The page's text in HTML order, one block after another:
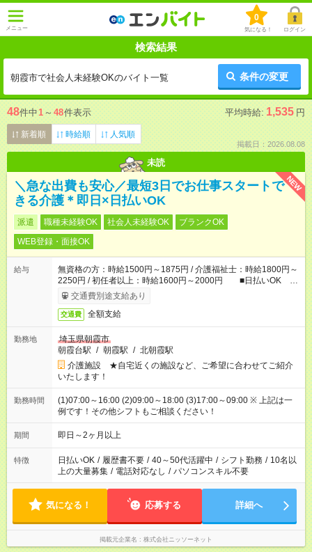
メニュー
0
気になる！ ログイン
検索結果
朝霞市で社会人未経験OKのバイト一覧 条件の変更
48件中1 ～ 48件表示 平均時給: 1,535 円
新着順 時給順 人気順
掲載日：2026.08.08
未読
NEW
＼急な出費も安心／最短3日でお仕事スタートで
きる介護＊即日×日払いOK
派遣 職種未経験OK 社会人未経験OK
ブランクOK
WEB登録・面接OK
給与
無資格の方：時給1500円～1875円 / 介護福祉士：時給1800円～
2250円 / 初任者以上：時給1600円～2000円 ■日払いOK ■
日収例：1万2000円（時給1500円×8h）
交通費別途支給あり
交通費 全額支給
勤務地
埼玉県朝霞市
朝霞台駅 / 朝霞駅 / 北朝霞駅
介護施設 ★自宅近くの施設など、ご希望に合わせてご紹介
いたします！
勤務時間
(1)07:00～16:00 (2)09:00～18:00 (3)17:00～09:00 ※ 上記は一
例です！その他シフトもご相談ください！
期間 即日～2ヶ月以上
特徴 日払いOK / 履歴書不要 / 40～50代活躍中 / シフト勤務 / 10名以
上の大量募集 / 電話対応なし / パソコンスキル不要
気になる！ 応募する 詳細へ
掲載元企業名 株式会社ニッソーネット